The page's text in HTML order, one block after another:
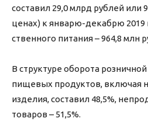
составил 29,0 млрд рублей или
ценах) к январю-декабрю
ственного питания – 964,8 млн
В структуре оборота
пищевых продуктов, включая
изделия, составил 48,5%,
товаров – 51,5%.